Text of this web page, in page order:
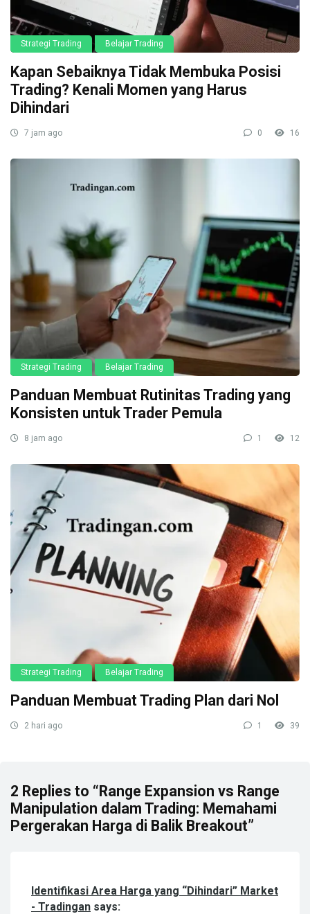
Strategi Trading Belajar Trading
Kapan Sebaiknya Tidak Membuka Posisi
Trading? Kenali Momen yang Harus
Dihindari
7 jam ago 0 16
Strategi Trading Belajar Trading
Panduan Membuat Rutinitas Trading yang
Konsisten untuk Trader Pemula
8 jam ago 1 12
Strategi Trading Belajar Trading
Panduan Membuat Trading Plan dari Nol
2 hari ago 1 39
2 Replies to “Range Expansion vs Range
Manipulation dalam Trading: Memahami
Pergerakan Harga di Balik Breakout”
Identifikasi Area Harga yang “Dihindari” Market
- Tradingan says: